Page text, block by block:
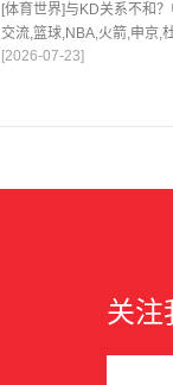
[体育世界]与KD关系不和
交流,篮球,NBA,火箭,申京,
最新的足球，篮球体育资讯
[2026-07-23]
关注